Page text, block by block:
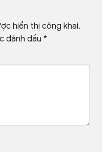
hiển thị công khai.
đánh dấu *